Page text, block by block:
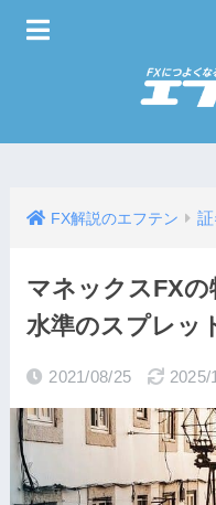
FX解説のエフテン
マネックスFXの
水準のスプレッ
2021/08/25 2025/